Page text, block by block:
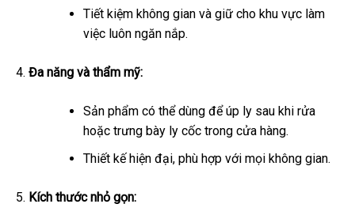
Tiết kiệm không gian và giữ cho khu vực làm
việc luôn ngăn nắp.
Đa năng và thẩm mỹ:
Sản phẩm có thể dùng để úp ly sau khi rửa
hoặc trưng bày ly cốc trong cửa hàng.
Thiết kế hiện đại, phù hợp với mọi không gian.
Kích thước nhỏ gọn: